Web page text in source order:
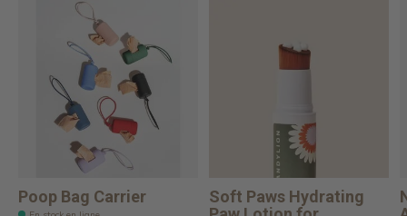
Poop Bag Carrier
Soft Paws Hydrating